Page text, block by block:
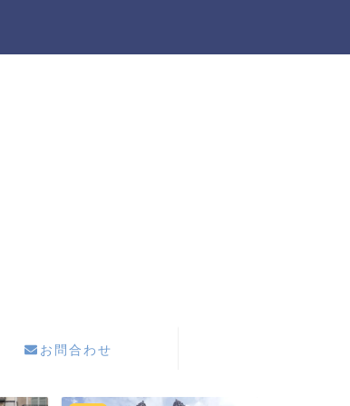
お問合わせ